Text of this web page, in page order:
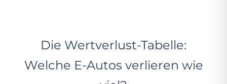
Die Wertverlust-Tabelle:
Welche E-Autos verlieren wie